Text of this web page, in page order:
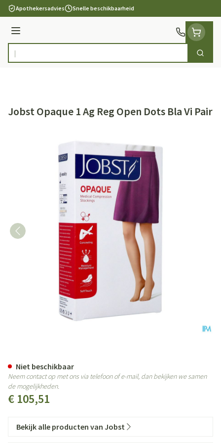
Ga naar de inhoud
Apothekersadvies Snelle beschikbaarheid
Menu
Product, merk, categorie... Zoek
Jobst Opaque 1 Ag Reg Open Dots Bla Vi Pair
€ 105,51
Niet beschikbaar
Neem contact op met ons via telefoon of e-mail, dan bekijken we samen
de mogelijkheden.
Bekijk alle producten van Jobst